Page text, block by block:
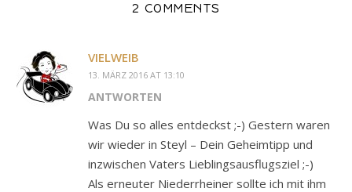
2 COMMENTS
VIELWEIB
13. MÄRZ 2016 AT 13:10
ANTWORTEN
Was Du so alles entdeckst ;-) Gestern waren
wir wieder in Steyl – Dein Geheimtipp und
inzwischen Vaters Lieblingsausflugsziel ;-)
Als erneuter Niederrheiner sollte ich mit ihm